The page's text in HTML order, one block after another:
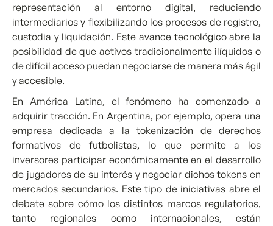
representación al entorno digital, reduciendo
intermediarios y flexibilizando los procesos de registro,
custodia y liquidación. Este avance tecnológico abre la
posibilidad de que activos tradicionalmente ilíquidos o
de difícil acceso puedan negociarse de manera más ágil
y accesible.
En América Latina, el fenómeno ha comenzado a
adquirir tracción. En Argentina, por ejemplo, opera una
empresa dedicada a la tokenización de derechos
formativos de futbolistas, lo que permite a los
inversores participar económicamente en el desarrollo
de jugadores de su interés y negociar dichos tokens en
mercados secundarios. Este tipo de iniciativas abre el
debate sobre cómo los distintos marcos regulatorios,
tanto regionales como internacionales, están